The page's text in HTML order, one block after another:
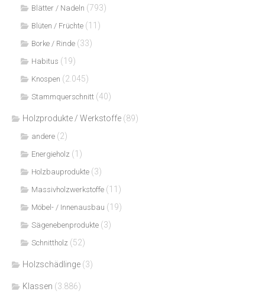
Blätter / Nadeln (793)
Blüten / Früchte (11)
Borke / Rinde (33)
Habitus (19)
Knospen (2.045)
Stammquerschnitt (40)
Holzprodukte / Werkstoffe (89)
andere (2)
Energieholz (1)
Holzbauprodukte (3)
Massivholzwerkstoffe (11)
Möbel- / Innenausbau (19)
Sägenebenprodukte (3)
Schnittholz (52)
Holzschädlinge (3)
Klassen (3.886)